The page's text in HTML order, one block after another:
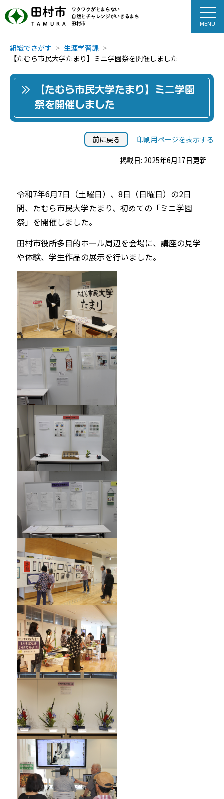
田村市
TAMURA
ワクワクがとまらない
自然とチャレンジがいきるまち
田村市
組織でさがす
生涯学習課
【たむら市民大学たまり】ミニ学園祭を開催しました
【たむら市民大学たまり】ミニ学園
祭を開催しました
前に戻る 印刷用ページを表示する
掲載日: 2025年6月17日更新
令和7年6月7日（土曜日）、8日（日曜日）の2日
間、たむら市民大学たまり、初めての「ミニ学園
祭」を開催しました。
田村市役所多目的ホール周辺を会場に、講座の見学
や体験、学生作品の展示を行いました。